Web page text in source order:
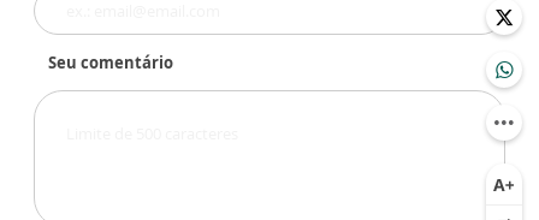
Seu comentário